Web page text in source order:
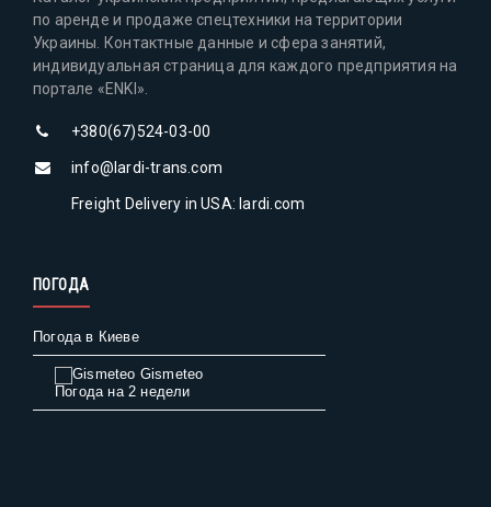
по аренде и продаже спецтехники на территории
Украины. Контактные данные и сфера занятий,
индивидуальная страница для каждого предприятия на
портале «ENKI».
+380(67)524-03-00
info@lardi-trans.com
Freight Delivery in USA: lardi.com
ПОГОДА
Погода в Киеве
Gismeteo
Погода на 2 недели